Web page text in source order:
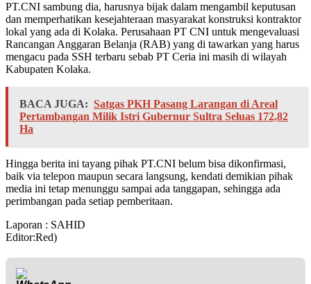
PT.CNI sambung dia, harusnya bijak dalam mengambil keputusan
dan memperhatikan kesejahteraan masyarakat konstruksi kontraktor
lokal yang ada di Kolaka. Perusahaan PT CNI untuk mengevaluasi
Rancangan Anggaran Belanja (RAB) yang di tawarkan yang harus
mengacu pada SSH terbaru sebab PT Ceria ini masih di wilayah
Kabupaten Kolaka.
BACA JUGA: Satgas PKH Pasang Larangan di Areal
Pertambangan Milik Istri Gubernur Sultra Seluas 172,82
Ha
Hingga berita ini tayang pihak PT.CNI belum bisa dikonfirmasi,
baik via telepon maupun secara langsung, kendati demikian pihak
media ini tetap menunggu sampai ada tanggapan, sehingga ada
perimbangan pada setiap pemberitaan.
Laporan : SAHID
Editor:Red)